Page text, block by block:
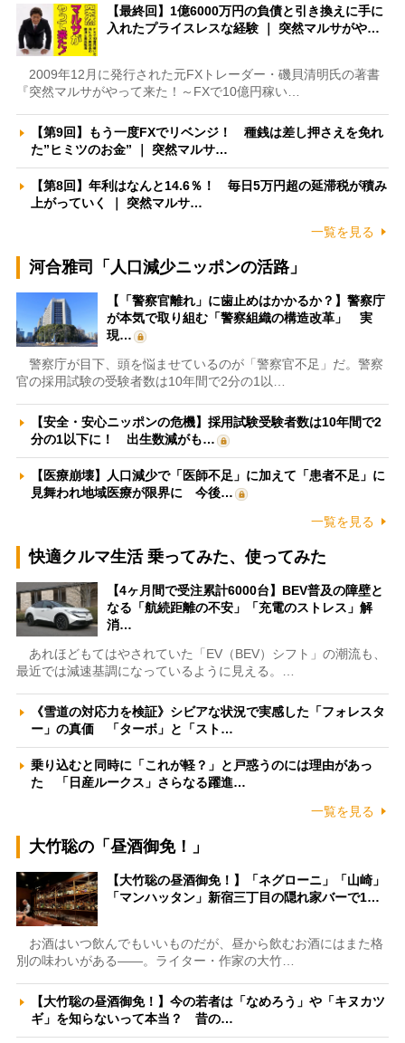
【最終回】1億6000万円の負債と引き換えに手に
入れたプライスレスな経験 ｜ 突然マルサがや…
2009年12月に発行された元FXトレーダー・磯貝清明氏の著書
『突然マルサがやって来た！～FXで10億円稼い…
【第9回】もう一度FXでリベンジ！ 種銭は差し押さえを免れ
た”ヒミツのお金” ｜ 突然マルサ…
【第8回】年利はなんと14.6％！ 毎日5万円超の延滞税が積み
上がっていく ｜ 突然マルサ…
一覧を見る
河合雅司「人口減少ニッポンの活路」
【「警察官離れ」に歯止めはかかるか？】警察庁
が本気で取り組む「警察組織の構造改革」 実
現…
警察庁が目下、頭を悩ませているのが「警察官不足」だ。警察
官の採用試験の受験者数は10年間で2分の1以…
【安全・安心ニッポンの危機】採用試験受験者数は10年間で2
分の1以下に！ 出生数減がも…
【医療崩壊】人口減少で「医師不足」に加えて「患者不足」に
見舞われ地域医療が限界に 今後…
一覧を見る
快適クルマ生活 乗ってみた、使ってみた
【4ヶ月間で受注累計6000台】BEV普及の障壁と
なる「航続距離の不安」「充電のストレス」解
消…
あれほどもてはやされていた「EV（BEV）シフト」の潮流も、
最近では減速基調になっているように見える。…
《雪道の対応力を検証》シビアな状況で実感した「フォレスタ
ー」の真価 「ターボ」と「スト…
乗り込むと同時に「これが軽？」と戸惑うのには理由があっ
た 「日産ルークス」さらなる躍進…
一覧を見る
大竹聡の「昼酒御免！」
【大竹聡の昼酒御免！】「ネグローニ」「山崎」
「マンハッタン」新宿三丁目の隠れ家バーで1…
お酒はいつ飲んでもいいものだが、昼から飲むお酒にはまた格
別の味わいがある――。ライター・作家の大竹…
【大竹聡の昼酒御免！】今の若者は「なめろう」や「キヌカツ
ギ」を知らないって本当？ 昔の…